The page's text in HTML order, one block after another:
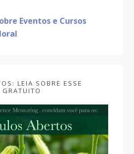
Eventos e Cursos
LEIA SOBRE ESSE